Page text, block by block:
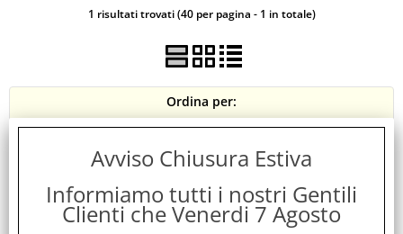
1 risultati trovati (40 per pagina - 1 in totale)
Ordina per:
Avviso Chiusura Estiva
Informiamo tutti i nostri Gentili
Clienti che Venerdi 7 Agosto